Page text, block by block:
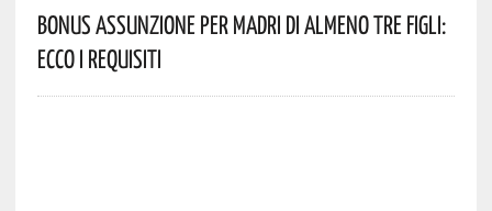
Bonus Assunzione Per Madri Di Almeno Tre Figli:
Ecco I Requisiti